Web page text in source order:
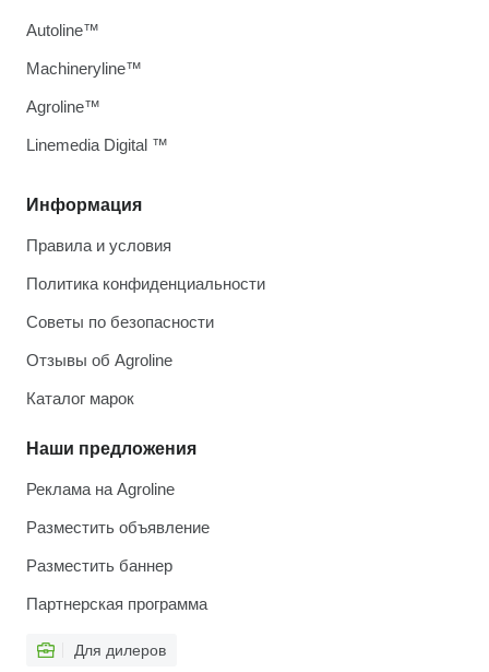
Информация
Правила и условия
Политика конфиденциальности
Советы по безопасности
Отзывы об Agroline
Каталог марок
Наши предложения
Реклама на Agroline
Разместить объявление
Разместить баннер
Партнерская программа
Для дилеров
Autoline™
Machineryline™
Agroline™
Linemedia Digital ™